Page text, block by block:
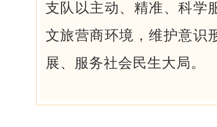
支队以主动、精准、科学
文旅营商环境，维护意识
展、服务社会民生大局。